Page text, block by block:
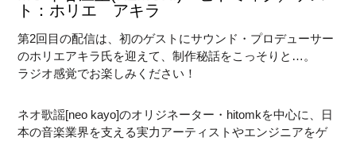
ト：ホリエ アキラ
第2回目の配信は、初のゲストにサウンド・プロデューサー
のホリエアキラ氏を迎えて、制作秘話をこっそりと…。
ラジオ感覚でお楽しみください！
ネオ歌謡[neo kayo]のオリジネーター・hitomkを中心に、日
本の音楽業界を支える実力アーティストやエンジニアをゲ